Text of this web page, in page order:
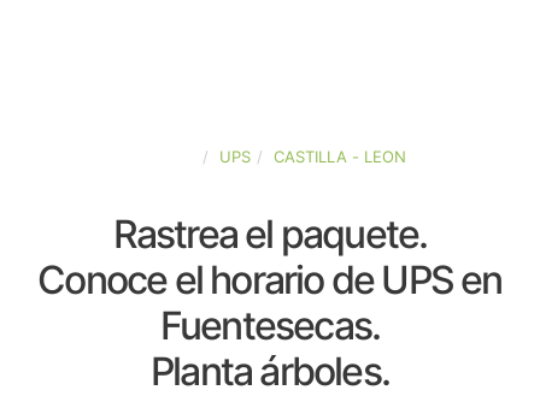
UPS CASTILLA - LEON
Rastrea el paquete.
Conoce el horario de UPS en
Fuentesecas.
Planta árboles.